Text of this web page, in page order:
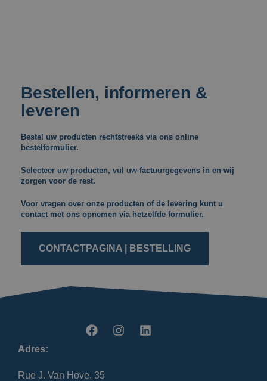
Bestellen, informeren &
leveren
Bestel uw producten rechtstreeks via ons online
bestelformulier.
Selecteer uw producten, vul uw factuurgegevens in en wij
zorgen voor de rest.
Voor vragen over onze producten of de levering kunt u
contact met ons opnemen via hetzelfde formulier.
CONTACTPAGINA | BESTELLING
Adres:
Rue J. Van Hove, 35